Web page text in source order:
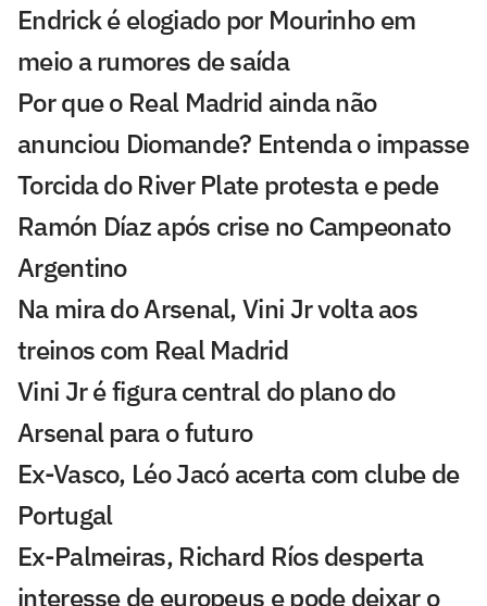
Endrick é elogiado por Mourinho em
meio a rumores de saída
Por que o Real Madrid ainda não
anunciou Diomande? Entenda o impasse
Torcida do River Plate protesta e pede
Ramón Díaz após crise no Campeonato
Argentino
Na mira do Arsenal, Vini Jr volta aos
treinos com Real Madrid
Vini Jr é figura central do plano do
Arsenal para o futuro
Ex-Vasco, Léo Jacó acerta com clube de
Portugal
Ex-Palmeiras, Richard Ríos desperta
interesse de europeus e pode deixar o